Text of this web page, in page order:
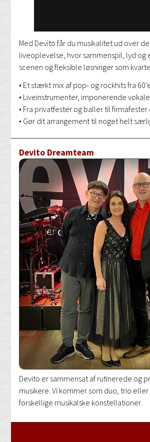
Med Devito får du musikalitet ud over
liveoplevelse, hvor sammenspil, lyd og
scenen og fleksible løsninger som
• Et stærkt mix af pop- og rockhits fra
• Liveinstrumenter, imponerende
• Fra privatfester og baller til
• Gør dit arrangement til noget helt
Devito Dreamteam
Devito er sammensat af rutinerede og
musikere. Vi kommer som duo, trio
forskellige musikalske konstellationer.